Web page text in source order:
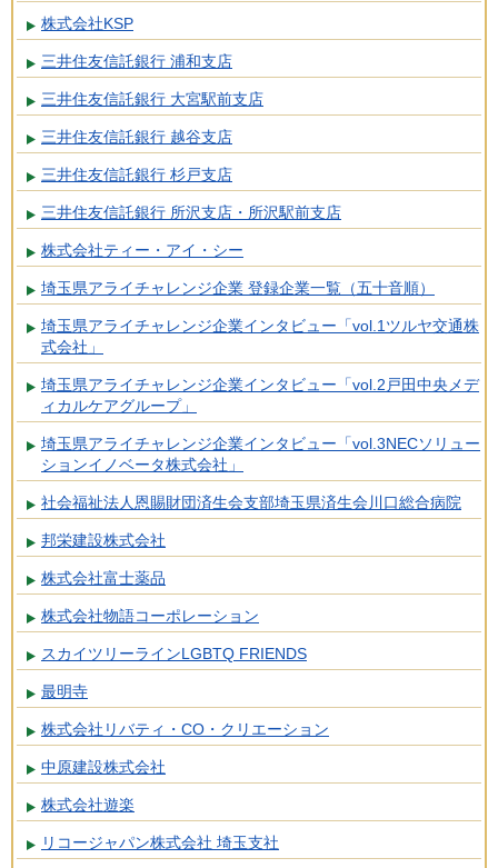
株式会社KSP
三井住友信託銀行 浦和支店
三井住友信託銀行 大宮駅前支店
三井住友信託銀行 越谷支店
三井住友信託銀行 杉戸支店
三井住友信託銀行 所沢支店・所沢駅前支店
株式会社ティー・アイ・シー
埼玉県アライチャレンジ企業 登録企業一覧（五十音順）
埼玉県アライチャレンジ企業インタビュー「vol.1ツルヤ交通株
式会社」
埼玉県アライチャレンジ企業インタビュー「vol.2戸田中央メデ
ィカルケアグループ」
埼玉県アライチャレンジ企業インタビュー「vol.3NECソリュー
ションイノベータ株式会社」
社会福祉法人恩賜財団済生会支部埼玉県済生会川口総合病院
邦栄建設株式会社
株式会社富士薬品
株式会社物語コーポレーション
スカイツリーラインLGBTQ FRIENDS
最明寺
株式会社リバティ・CO・クリエーション
中原建設株式会社
株式会社遊楽
リコージャパン株式会社 埼玉支社